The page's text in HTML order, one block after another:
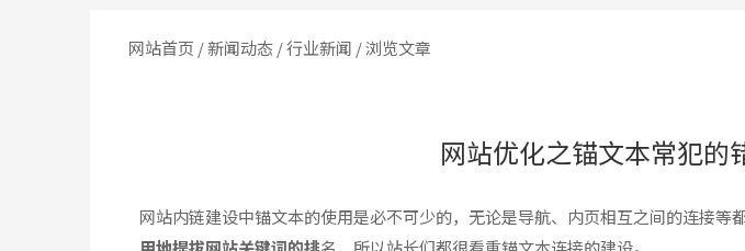
签约湖南众乾节能环保科技达成
签约预承接长沙黄先生企业网站
网站首页 /新闻动态/行业新闻 / 浏览文章
网站优化之锚文本常犯的
网站内链建设中锚文本的使用是必不可少的，无论是导航、内页相互之间的连接等